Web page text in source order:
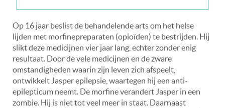
Op 16 jaar beslist de behandelende arts om het helse
lijden met morfinepreparaten (opioïden) te bestrijden. Hij
slikt deze medicijnen vier jaar lang, echter zonder enig
resultaat. Door de vele medicijnen en de zware
omstandigheden waarin zijn leven zich afspeelt,
ontwikkelt Jasper epilepsie, waartegen hij een anti-
epilepticum neemt. De morfine verandert Jasper in een
zombie. Hij is niet tot veel meer in staat. Daarnaast